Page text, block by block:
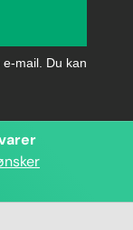
mail. Du kan